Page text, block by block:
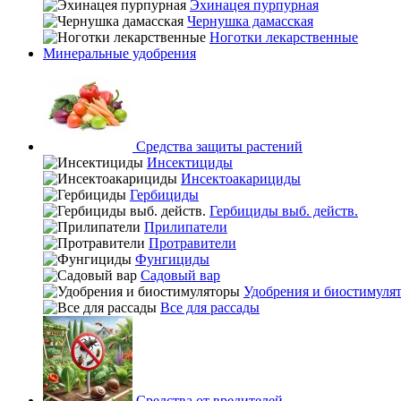
Эхинацея пурпурная
Чернушка дамасская
Ноготки лекарственные
Минеральные удобрения
Средства защиты растений
Инсектициды
Инсектоакарициды
Гербициды
Гербициды выб. действ.
Прилипатели
Протравители
Фунгициды
Садовый вар
Удобрения и
Все для рассады